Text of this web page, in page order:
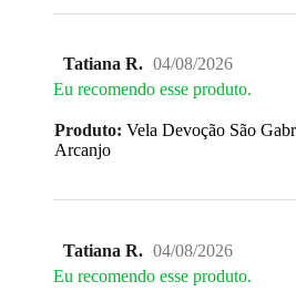
Tatiana R. 04/08/2026
Eu recomendo esse produto.
Produto: Vela Devoção São
Arcanjo
Tatiana R. 04/08/2026
Eu recomendo esse produto.